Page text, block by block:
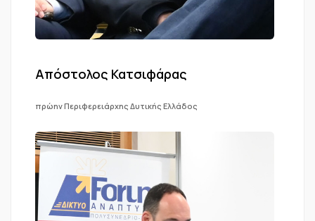
Απόστολος Κατσιφάρας
πρώην Περιφερειάρχης Δυτικής Ελλάδος